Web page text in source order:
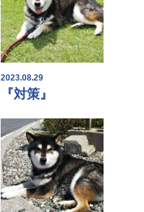
2023.08.29
『対策』